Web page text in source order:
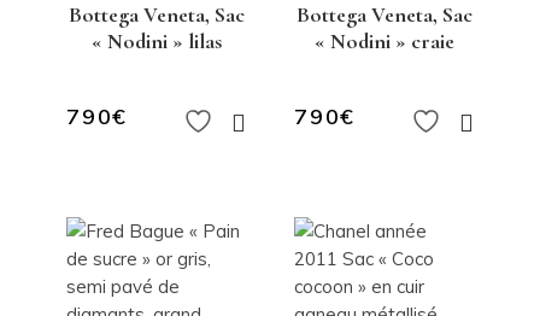
Bottega Veneta, Sac
« Nodini » lilas
790€
Bottega Veneta, Sac
« Nodini » craie
790€